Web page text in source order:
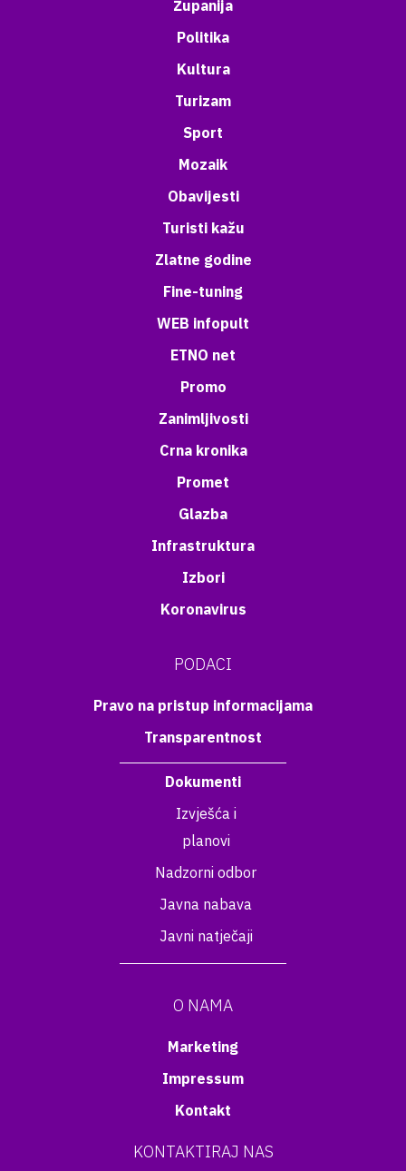
Županija
Politika
Kultura
Turizam
Sport
Mozaik
Obavijesti
Turisti kažu
Zlatne godine
Fine-tuning
WEB infopult
ETNO net
Promo
Zanimljivosti
Crna kronika
Promet
Glazba
Infrastruktura
Izbori
Koronavirus
PODACI
Pravo na pristup informacijama
Transparentnost
Dokumenti
Izvješća i
planovi
Nadzorni odbor
Javna nabava
Javni natječaji
O NAMA
Marketing
Impressum
Kontakt
KONTAKTIRAJ NAS